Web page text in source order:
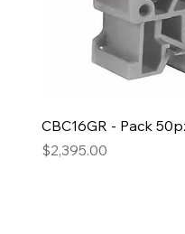
CBC16GR - Pack
Precio
$2,395.00